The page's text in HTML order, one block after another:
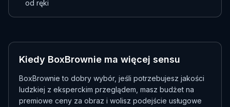
od ręki
Kiedy BoxBrownie ma więcej sensu
BoxBrownie to dobry wybór, jeśli potrzebujesz jakości
ludzkiej z eksperckim przeglądem, masz budżet na
premiowe ceny za obraz i wolisz podejście usługowe